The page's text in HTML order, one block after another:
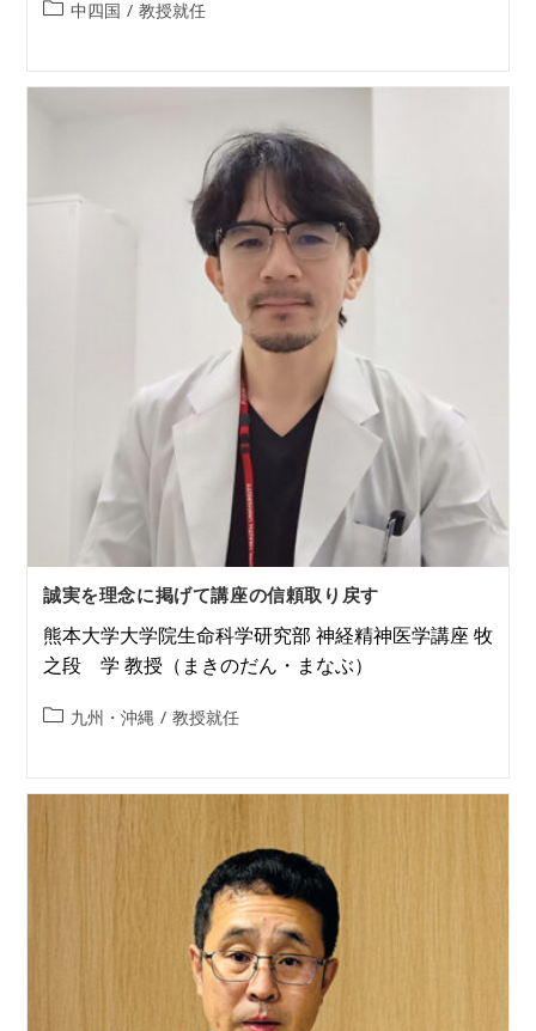
中四国 / 教授就任
誠実を理念に掲げて講座の信頼取り戻す
熊本大学大学院生命科学研究部 神経精神医学講座 牧
之段 学 教授（まきのだん・まなぶ）
九州・沖縄 / 教授就任